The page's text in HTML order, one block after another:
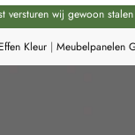
versturen wij gewoon
Effen Kleur | Meubelpanelen